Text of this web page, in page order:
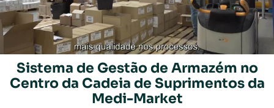
Play/Pause
Sistema de Gestão de Armazém no
Centro da Cadeia de Suprimentos da
Medi-Market